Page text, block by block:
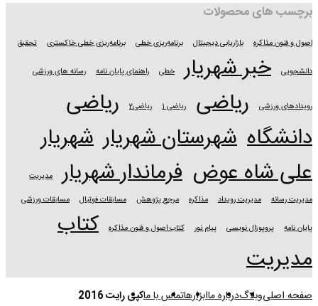
برچسب های محصولات
اصول و فنون مذاکره بازاریابی دیجیتال برنامه‌ریزی خطی برنامه‌ریزی خطی خاکستری تحقیق
دانشجویی خبر شهریار خطی راهنمای پایان نامه رسانه های ورزشی
رویدادهای ورزشی ریاضی ریاضی 1 ریاضی2
ریاضی
دانشگاه شهرستان شهریار شهریار
علی شاه عوض فرماندار شهریار
مدیریت
مدیریت رسانه
مدیریت رویداد مذاکره مرجع پژوهش مسابقات فوتبال مسابقات ورزشی
پایان نامه پروپوزال نویسی پیام نور کتاب اصول و فنون مذاکره
کتاب
مدیریت
صفحه اصلیوبلاگدرباره ماابزارهاتماس با ماکپی رایت 2016